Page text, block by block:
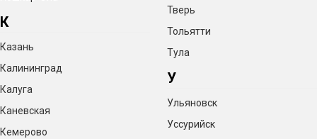
К
Казань
Калининград
Калуга
Каневская
Кемерово
Тверь
Тольятти
Тула
У
Ульяновск
Уссурийск